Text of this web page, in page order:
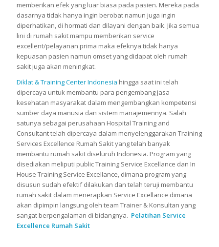
memberikan efek yang luar biasa pada pasien. Mereka pada
dasarnya tidak hanya ingin berobat namun juga ingin
diperhatikan, di hormati dan dilayani dengan baik. Jika semua
lini di rumah sakit mampu memberikan service
excellent/pelayanan prima maka efeknya tidak hanya
kepuasan pasien namun omset yang didapat oleh rumah
sakit juga akan meningkat.
Diklat & Training Center Indonesia hingga saat ini telah
dipercaya untuk membantu para pengembang jasa
kesehatan masyarakat dalam mengembangkan kompetensi
sumber daya manusia dan sistem manajemennya. Salah
satunya sebagai perusahaan Hospital Training and
Consultant telah dipercaya dalam menyelenggarakan Training
Services Excellence Rumah Sakit yang telah banyak
membantu rumah sakit diseluruh Indonesia. Program yang
disediakan meliputi public Training Service Excellance dan In
House Training Service Excellance, dimana program yang
disusun sudah efektif dilakukan dan telah teruji membantu
rumah sakit dalam menerapkan Service Excellance dimana
akan dipimpin langsung oleh team Trainer & Konsultan yang
sangat berpengalaman di bidangnya. Pelatihan Service
Excellence Rumah Sakit